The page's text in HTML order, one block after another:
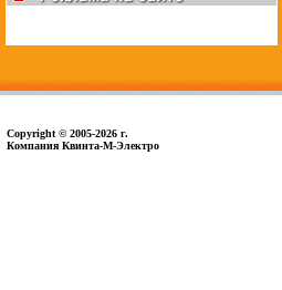
Copyright © 2005-2026 г.
Компания Квинта-М-Электро